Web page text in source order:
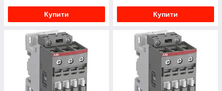
Купити Купити